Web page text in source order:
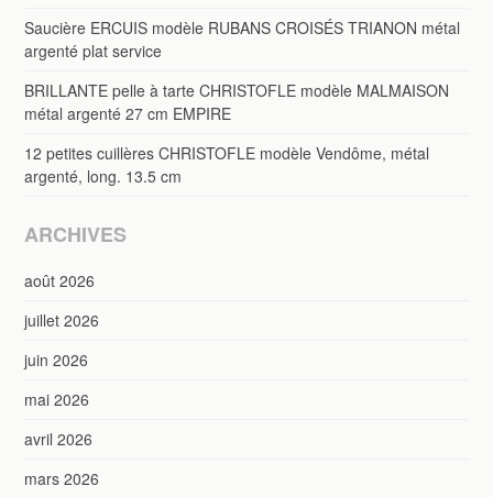
Saucière ERCUIS modèle RUBANS CROISÉS TRIANON métal
argenté plat service
BRILLANTE pelle à tarte CHRISTOFLE modèle MALMAISON
métal argenté 27 cm EMPIRE
12 petites cuillères CHRISTOFLE modèle Vendôme, métal
argenté, long. 13.5 cm
ARCHIVES
août 2026
juillet 2026
juin 2026
mai 2026
avril 2026
mars 2026